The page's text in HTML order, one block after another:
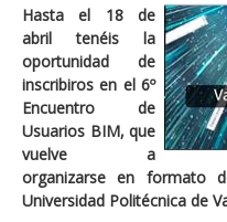
Hasta el 18 de
abril tenéis la
oportunidad de
inscribiros en el 6º
Encuentro de
Usuarios BIM, que
vuelve a
organizarse en formato
Universidad Politécnica de